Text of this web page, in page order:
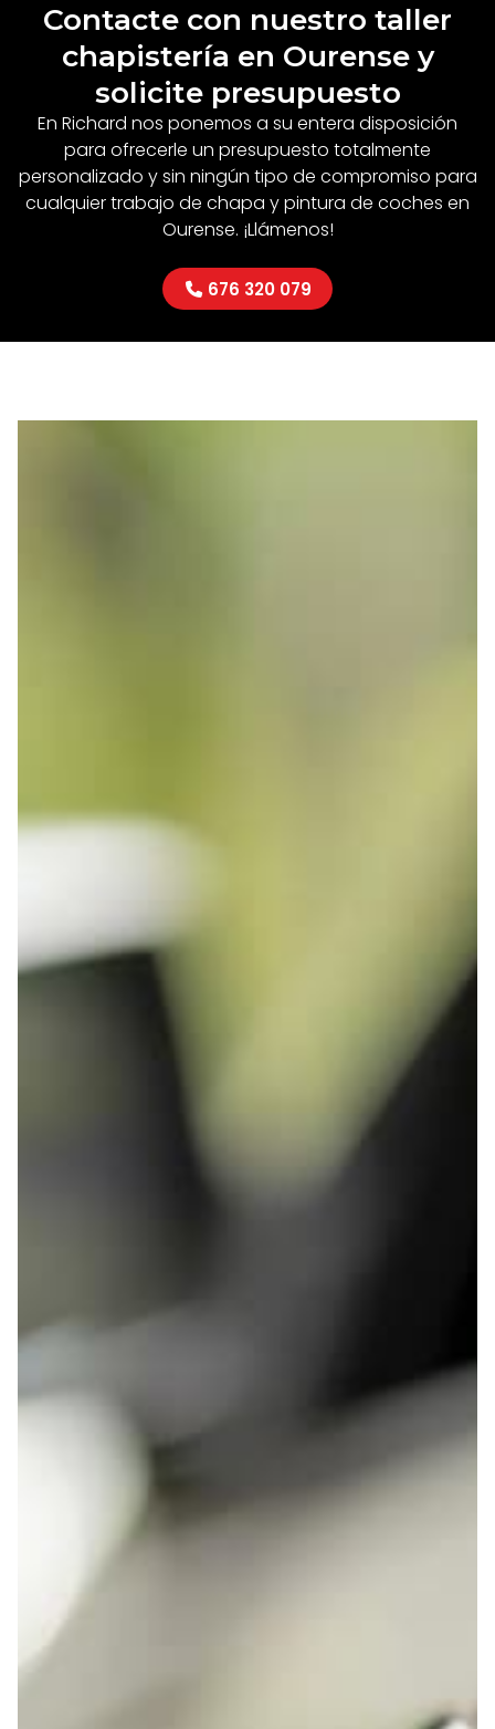
Contacte con nuestro taller
chapistería en Ourense y
solicite presupuesto
En Richard nos ponemos a su entera disposición
para ofrecerle un presupuesto totalmente
personalizado y sin ningún tipo de compromiso para
cualquier trabajo de chapa y pintura de coches en
Ourense. ¡Llámenos!
676 320 079